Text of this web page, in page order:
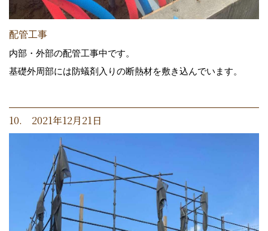
配管工事
内部・外部の配管工事中です。
基礎外周部には防蟻剤入りの断熱材を敷き込んでいます。
10. 2021年12月21日